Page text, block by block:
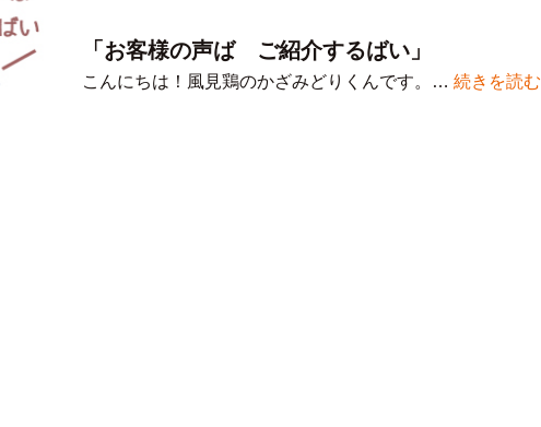
「お客様の声ば ご紹介するばい」
こんにちは！風見鶏のかざみどりくんです。…続きを読む